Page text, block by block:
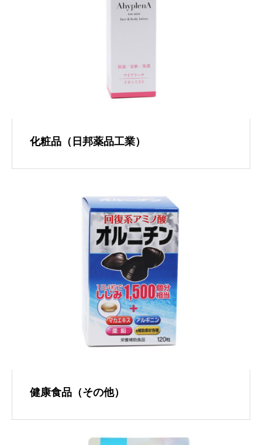
化粧品（日邦薬品工業）
健康食品（その他）